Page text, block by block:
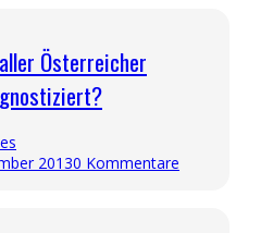
Österreicher
20130 Kommentare